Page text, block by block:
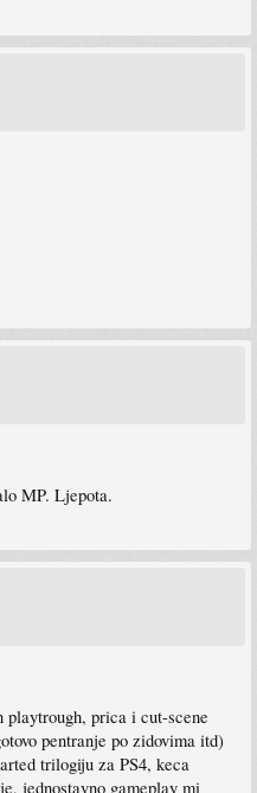
MP. Ljepota.
playtrough, prica i cut-scene
pentranje po zidovima itd)
trilogiju za PS4, keca
jednostavno gameplay mi